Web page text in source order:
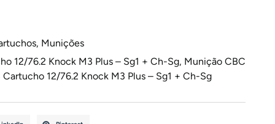
, Munições
12/76.2 Knock M3 Plus – Sg1 + Ch-Sg, Munição CBC
12/76.2 Knock M3 Plus – Sg1 + Ch-Sg